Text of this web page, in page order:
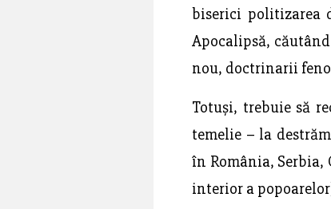
biserici politizarea
Apocalipsă,
nou, doctrinarii
Totuși, trebuie să
temelie – la
în România,
interior a